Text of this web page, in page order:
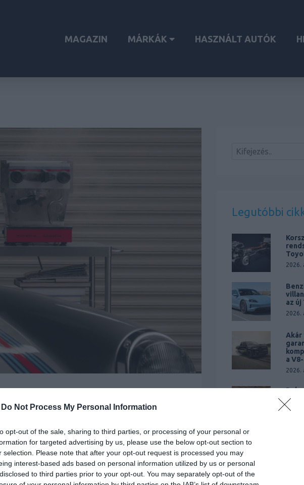
Do Not Process My Personal Information
opt-out of the sale, sharing to third parties, or processing of your personal or
for targeted advertising by us, please use the below opt-out section to
selection. Please note that after your opt-out request is processed you may
interest-based ads based on personal information utilized by us or personal
to third parties prior to your opt-out. You may separately opt-out of the
MAGAZIN MÁRKÁK HASZNÁLT AUTÓK
fogyasztod?
van szó, akkor azonnal felpörög a
csak most nem az autó iránti
Itt a La Marzocco és a Porsche
egy különleges kávéfőző.
Legutóbbi
2026.
az új
2026.
Akár
a
2026.